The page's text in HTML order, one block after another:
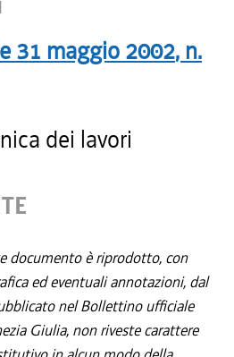
31 maggio 2002, n.
dei lavori
documento è riprodotto, con
ed eventuali annotazioni, dal
nel Bollettino ufficiale
Giulia, non riveste carattere